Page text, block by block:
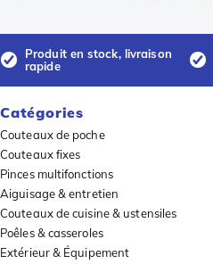
Produit en stock, livraison
rapide
Catégories
Couteaux de poche
Couteaux fixes
Pinces multifonctions
Aiguisage & entretien
Couteaux de cuisine & ustensiles
Poêles & casseroles
Extérieur & Équipement